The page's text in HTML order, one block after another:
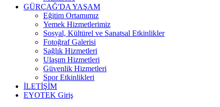
GÜRÇAĞ'DA YAŞAM
Eğitim Ortamımız
Yemek Hizmetlerimiz
Sosyal, Kültürel ve Sanatsal Etkinlikler
Fotoğraf Galerisi
Sağlık Hizmetleri
Ulaşım Hizmetleri
Güvenlik Hizmetleri
Spor Etkinlikleri
İLETİŞİM
EYOTEK Giriş